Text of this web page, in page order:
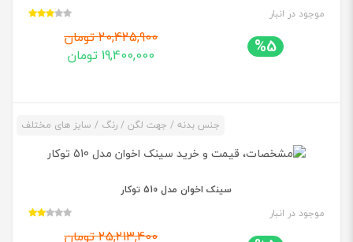
موجود در انبار
%5
20,425,900 تومان
19,400,000 تومان
جنس بدنه / جهت لگن / رنگ / سایز های مختلف
سینک اخوان مدل 510 توکار
موجود در انبار
25,213,400 تومان